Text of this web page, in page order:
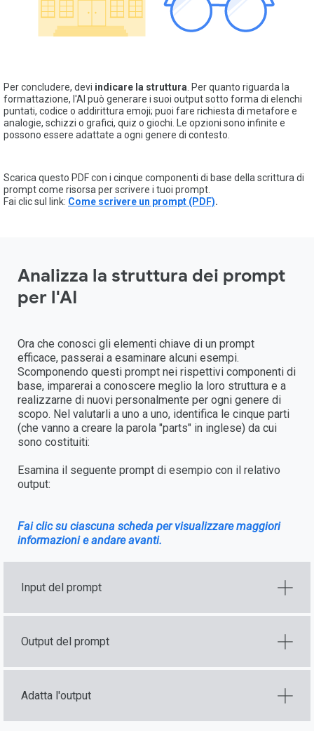
Per concludere, devi indicare la struttura . Per quanto riguarda la
formattazione, l'AI può generare i suoi output sotto forma di elenchi
puntati, codice o addirittura emoji; puoi fare richiesta di metafore e
analogie, schizzi o grafici, quiz o giochi. Le opzioni sono infinite e
possono essere adattate a ogni genere di contesto.
Scarica questo PDF con i cinque componenti di base della scrittura di
prompt come risorsa per scrivere i tuoi prompt.
Fai clic sul link: Come scrivere un prompt (PDF).
Analizza la struttura dei prompt
per l'AI
Ora che conosci gli elementi chiave di un prompt
efficace, passerai a esaminare alcuni esempi.
Scomponendo questi prompt nei rispettivi componenti di
base, imparerai a conoscere meglio la loro struttura e a
realizzarne di nuovi personalmente per ogni genere di
scopo. Nel valutarli a uno a uno, identifica le cinque parti
(che vanno a creare la parola "parts" in inglese) da cui
sono costituiti:
Esamina il seguente prompt di esempio con il relativo
output:
Fai clic su ciascuna scheda per visualizzare maggiori
informazioni e andare avanti.
Input del prompt
Output del prompt
Adatta l'output